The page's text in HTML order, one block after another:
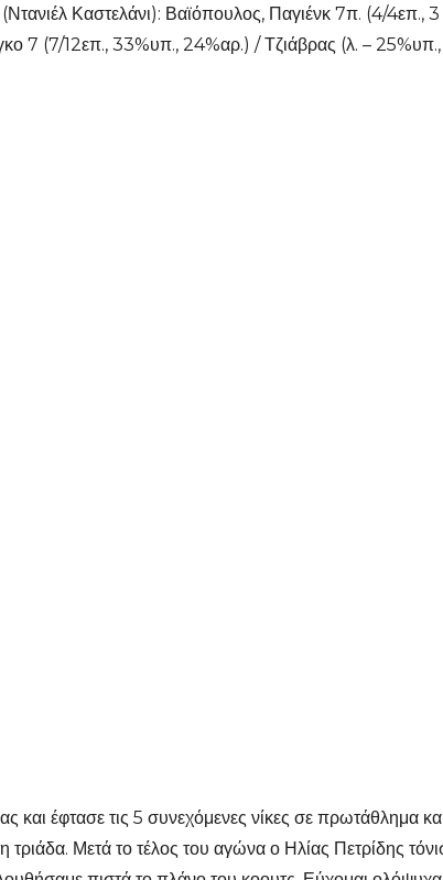
Καστελάνι): Βαϊόπουλος, Παγιένκ 7π. (4/4επ., 3
7 (7/12επ., 33%υπ., 24%αρ.) / Τζιάβρας (λ. –
έφτασε τις 5 συνεχόμενες νίκες σε πρωτάθλημα
Μετά το τέλος του αγώνα ο Ηλίας Πετρίδης